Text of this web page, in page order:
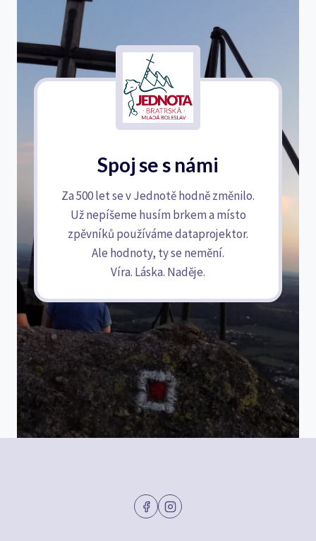
Spoj se s námi
Za 500 let se v Jednotě hodně změnilo.
Už nepíšeme husím brkem a místo
zpěvníků používáme dataprojektor.
Ale hodnoty, ty se nemění.
Víra. Láska. Naděje.